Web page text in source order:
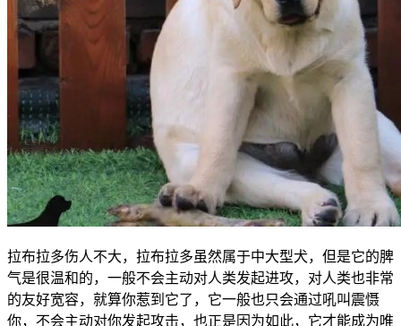
拉布拉多伤人不大，拉布拉多虽然属于中大型犬，但是它的脾
气是很温和的，一般不会主动对人类发起进攻，对人类也非常
的友好宽容，就算你惹到它了，它一般也只会通过吼叫震慑
你，不会主动对你发起攻击，也正是因为如此，它才能成为唯